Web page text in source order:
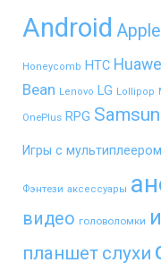
Android Apple
Honeycomb HTC
Bean Lenovo LG Lollipop
OnePlus RPG
Игры с мультиплеером
Фэнтези аксессуары
видео головоломки
планшет слухи